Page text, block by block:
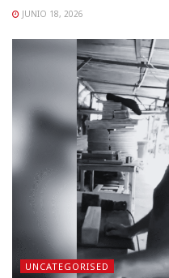
JUNIO 18, 2026
UNCATEGORISED